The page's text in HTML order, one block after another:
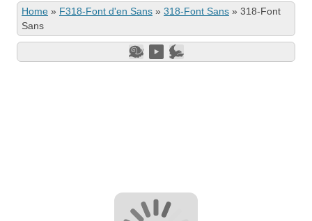
Home » F318-Font d'en Sans » 318-Font Sans » 318-Font
Sans